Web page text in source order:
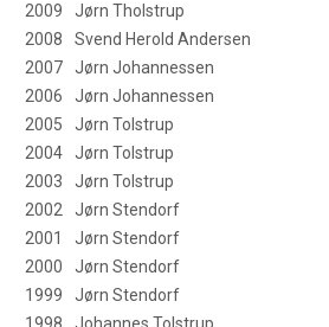
2009
Jørn Tholstrup
2008
Svend Herold Andersen
2007
Jørn Johannessen
2006
Jørn Johannessen
2005
Jørn Tolstrup
2004
Jørn Tolstrup
2003
Jørn Tolstrup
2002
Jørn Stendorf
2001
Jørn Stendorf
2000
Jørn Stendorf
1999
Jørn Stendorf